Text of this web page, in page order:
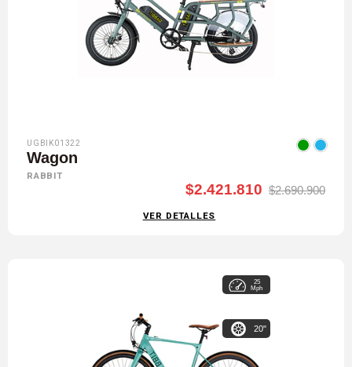
UGBIK01322
Wagon
RABBIT
$2.421.810 $2.690.900
VER DETALLES
25
Mph
20"